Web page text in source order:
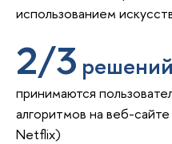
использованием
2/3 решений
принимаются
алгоритмов на веб-
Netflix)